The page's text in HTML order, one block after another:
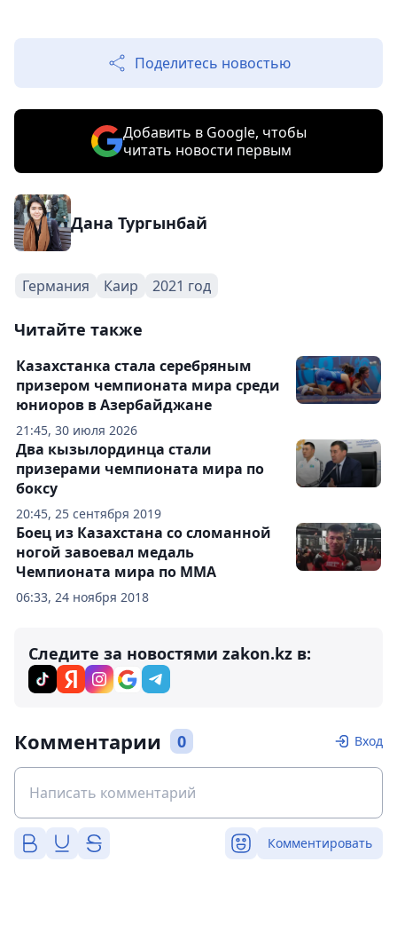
Поделитесь новостью
Добавить в Google, чтобы
читать новости первым
Дана Тургынбай
Германия Каир 2021 год
Читайте также
21:45, 30 июля 2026
Казахстанка стала серебряным
призером чемпионата мира среди
юниоров в Азербайджане
20:45, 25 сентября 2019
Два кызылординца стали
призерами чемпионата мира по
боксу
06:33, 24 ноября 2018
Боец из Казахстана со сломанной
ногой завоевал медаль
Чемпионата мира по ММА
Следите за новостями zakon.kz в:
Комментарии 0 Вход
Комментировать